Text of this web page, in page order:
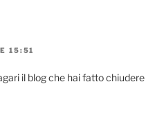
15:51
il blog che hai fatto